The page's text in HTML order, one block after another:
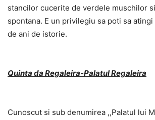
stancilor cucerite de verdele muschilor
spontana. E un privilegiu sa poti sa
de ani de istorie.
Quinta da Regaleira-Palatul Regaleira
Cunoscut si sub denumirea ,,Palatul lui